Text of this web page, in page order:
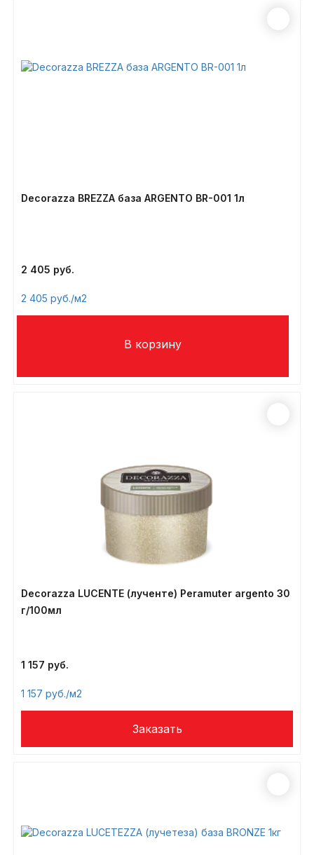
Decorazza BREZZA база ARGENTO BR-001 1л
2 405
2 405 /м2
Decorazza LUCENTE (лученте) Peramuter argento 30
г/100мл
1 157
1 157 /м2